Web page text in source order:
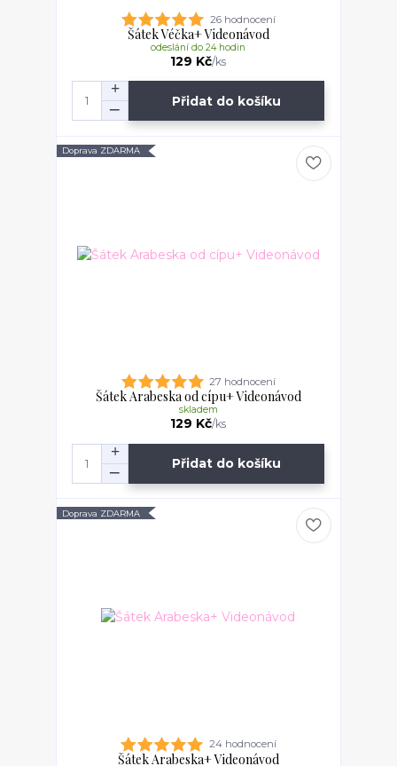
26 hodnocení
Šátek Véčka+ Videonávod
129 Kč/ks
odeslání do 24 hodin
Přidat do košíku
Doprava ZDARMA
27 hodnocení
Šátek Arabeska od cípu+ Videonávod
129 Kč/ks
skladem
Přidat do košíku
Doprava ZDARMA
24 hodnocení
Šátek Arabeska+ Videonávod